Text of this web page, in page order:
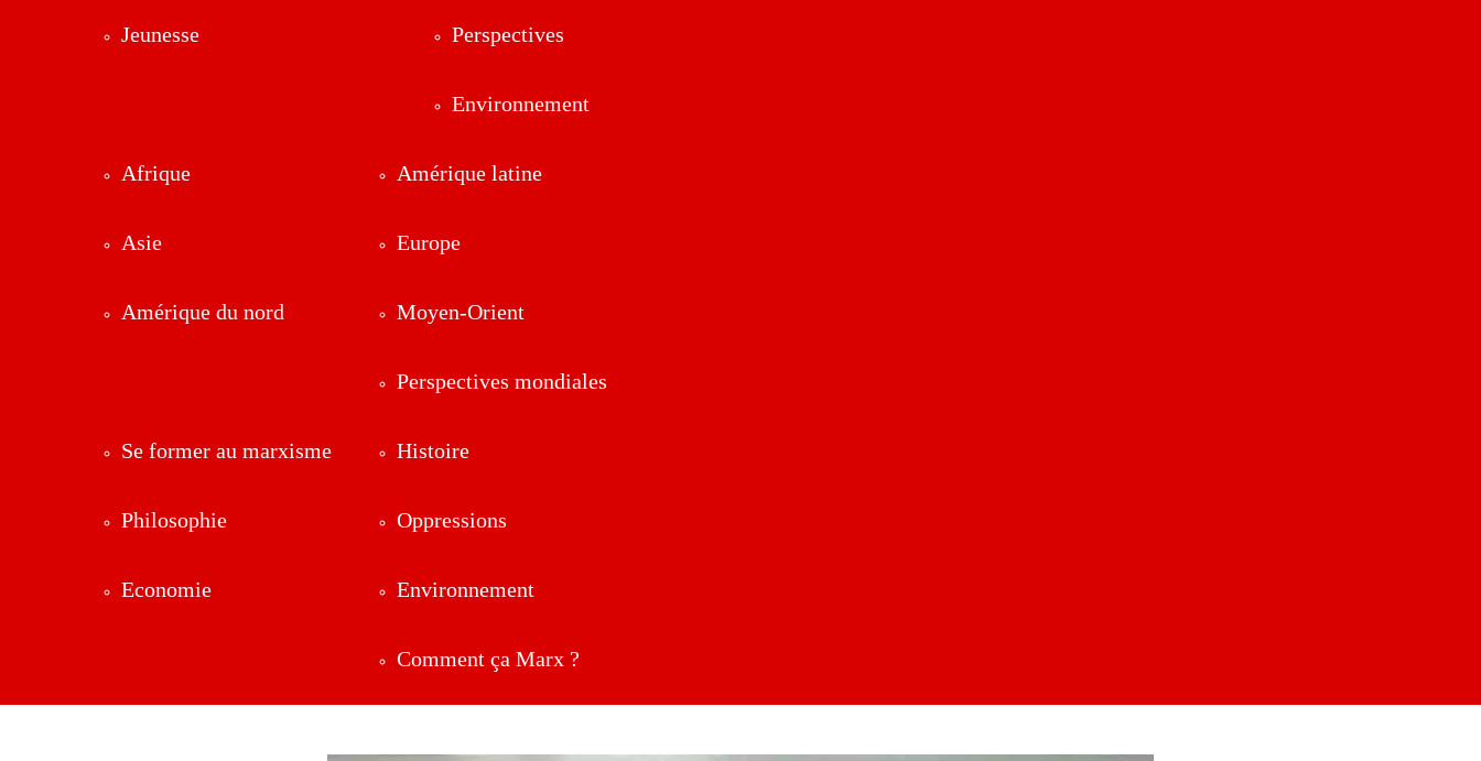
Jeunesse Perspectives
Environnement
Afrique
Asie
Amérique du nord
Amérique latine
Europe
Moyen-Orient
Perspectives mondiales
Se former au marxisme
Philosophie
Economie
Histoire
Oppressions
Environnement
Comment ça Marx ?